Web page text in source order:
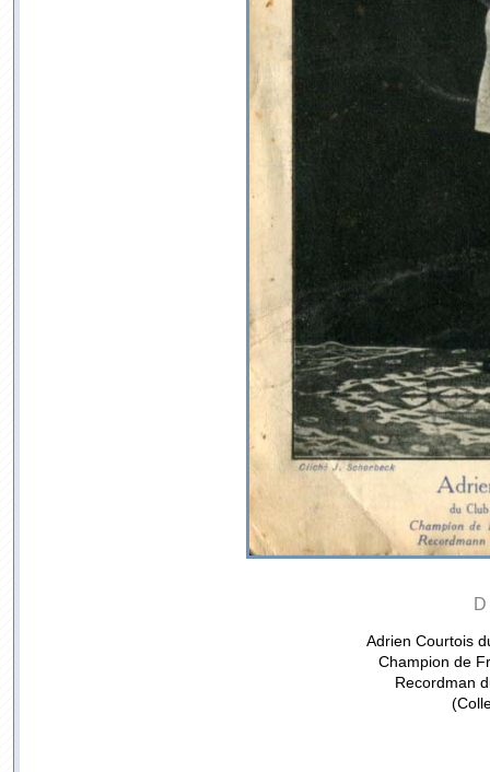
Adrien Courtois
Champion de
Recordman